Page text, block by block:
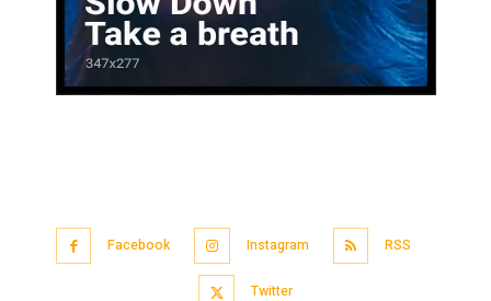
Facebook Instagram RSS
Twitter